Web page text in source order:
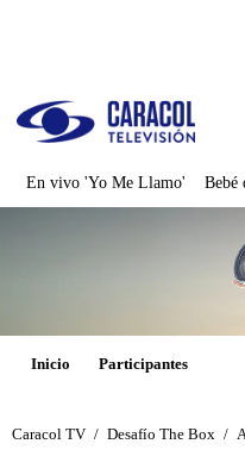
En vivo 'Yo Me Llamo' Bebé
Inicio Participantes
Caracol TV / Desafío The Box /